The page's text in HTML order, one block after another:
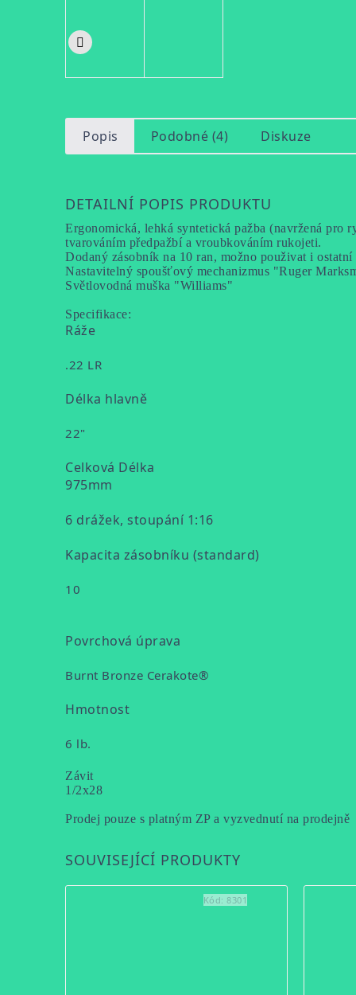
Popis Podobné (4) Diskuze
DETAILNÍ POPIS PRODUKTU
Ergonomická, lehká syntetická pažba (navržená pro
tvarováním předpažbí a vroubkováním rukojeti.
Dodaný zásobník na 10 ran, možno použivat i
Nastavitelný spoušťový mechanizmus "Ruger
Světlovodná muška "Williams"
Specifikace:
Ráže
.22 LR
Délka hlavně
22"
Celková Délka
975mm
6 drážek, stoupání 1:16
Kapacita zásobníku (standard)
10
Povrchová úprava
Burnt Bronze Cerakote®
Hmotnost
6 lb.
Závit
1/2x28
Prodej pouze s platným ZP a vyzvednutí na prodejně
SOUVISEJÍCÍ PRODUKTY
Kód: 8301